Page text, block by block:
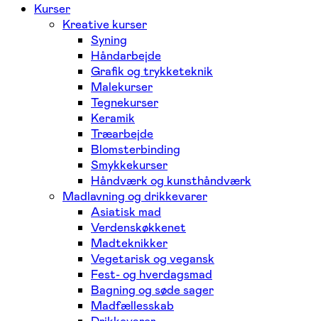
Kurser
Kreative kurser
Syning
Håndarbejde
Grafik og trykketeknik
Malekurser
Tegnekurser
Keramik
Træarbejde
Blomsterbinding
Smykkekurser
Håndværk og kunsthåndværk
Madlavning og drikkevarer
Asiatisk mad
Verdenskøkkenet
Madteknikker
Vegetarisk og vegansk
Fest- og hverdagsmad
Bagning og søde sager
Madfællesskab